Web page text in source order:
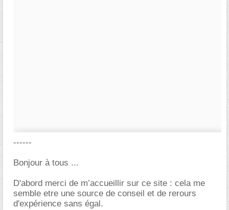
------
Bonjour à tous ...
D'abord merci de m’accueillir sur ce site : cela me
semble etre une source de conseil et de rerours
d'expérience sans égal.